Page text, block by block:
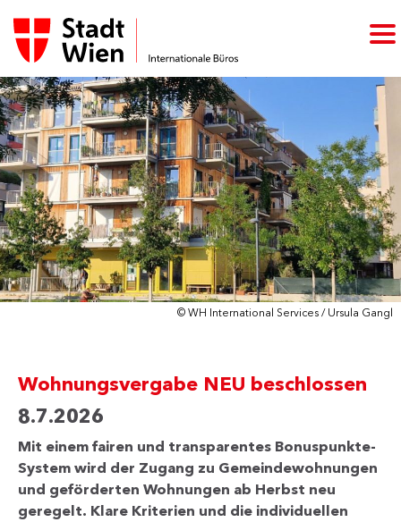
© WH International Services / Ursula Gangl
Wohnungsvergabe NEU beschlossen
8.7.2026
Mit einem fairen und transparentes Bonuspunkte-
System wird der Zugang zu Gemeindewohnungen
und geförderten Wohnungen ab Herbst neu
geregelt. Klare Kriterien und die individuellen